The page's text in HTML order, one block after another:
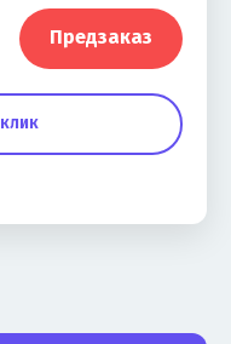
Предзаказ